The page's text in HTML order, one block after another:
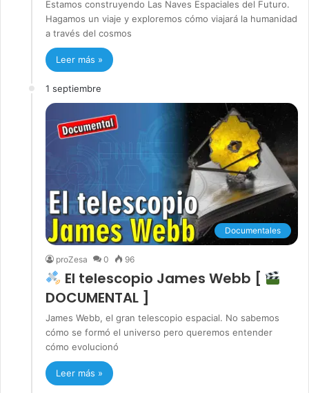
Estamos construyendo Las Naves Espaciales del Futuro.
Hagamos un viaje y exploremos cómo viajará la humanidad
a través del cosmos
Leer más »
1 septiembre
Documentales
proZesa 0 96
El telescopio James Webb [
DOCUMENTAL ]
James Webb, el gran telescopio espacial. No sabemos
cómo se formó el universo pero queremos entender
cómo evolucionó
Leer más »